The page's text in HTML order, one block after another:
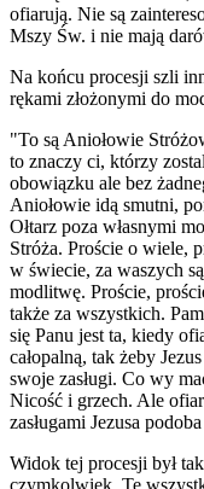
ofiarują. Nie są
Mszy Św. i nie mają
Na końcu procesji szli
rękami złożonymi do
"To są Aniołowie
to znaczy ci, którzy
obowiązku ale bez
Aniołowie idą smutni,
Ołtarz poza własnymi
Stróża. Proście o wiele,
w świecie, za waszych
modlitwę. Proście,
także za wszystkich.
się Panu jest ta, kiedy
całopalną, tak żeby
swoje zasługi. Co wy
Nicość i grzech. Ale
zasługami Jezusa
Widok tej procesji był